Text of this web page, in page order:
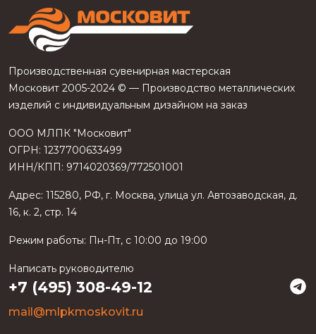
Производственная сувенирная мастерская
Московит 2005-2024 © — Производство металлических
изделий с индивидуальным дизайном на заказ
ООО МЛПК "Московит"
ОГРН: 1237700633499
ИНН/КПП: 9714020369/772501001
Адрес: 115280, РФ, г. Москва, улица ул. Автозаводская, д.
16, к. 2, стр. 14
Режим работы: Пн-Пт, с 10:00 до 19:00
Написать руководителю
+7 (495) 308-49-12
mail@mlpkmoskovit.ru